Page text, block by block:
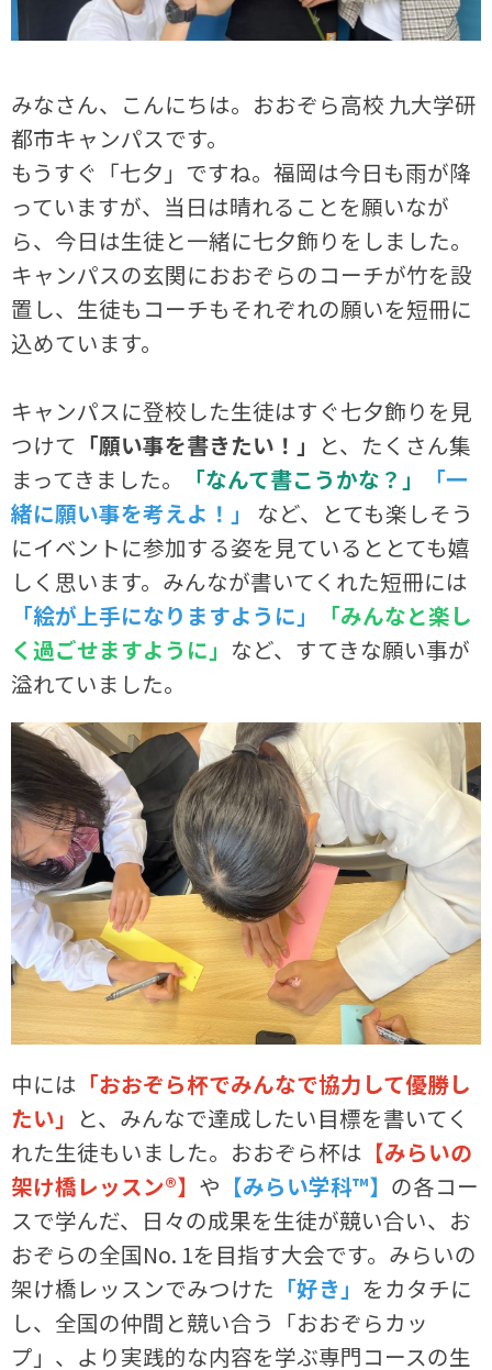
みなさん、こんにちは。おおぞら高校 九大学研
都市キャンパスです。
もうすぐ「七夕」ですね。福岡は今日も雨が降
っていますが、当日は晴れることを願いなが
ら、今日は生徒と一緒に七夕飾りをしました。
キャンパスの玄関におおぞらのコーチが竹を設
置し、生徒もコーチもそれぞれの願いを短冊に
込めています。
キャンパスに登校した生徒はすぐ七夕飾りを見
つけて 「願い事を書きたい！」 と、たくさん集
まってきました。
「なんて書こうかな？」
「一
緒に願い事を考えよ！」
など、とても楽しそう
にイベントに参加する姿を見ているととても嬉
しく思います。みんなが書いてくれた短冊には
「絵が上手になりますように」
「みんなと楽し
く過ごせますように」 など、すてきな願い事が
溢れていました。
中には 「おおぞら杯でみんなで協力して優勝し
たい」 と、みんなで達成したい目標を書いてく
れた生徒もいました。おおぞら杯は 【みらいの
架け橋レッスン®】 や 【みらい学科™】 の各コー
スで学んだ、日々の成果を生徒が競い合い、お
おぞらの全国No. 1を目指す大会です。みらいの
架け橋レッスンでみつけた 「好き」 をカタチに
し、全国の仲間と競い合う「おおぞらカッ
プ」、より実践的な内容を学ぶ専門コースの生